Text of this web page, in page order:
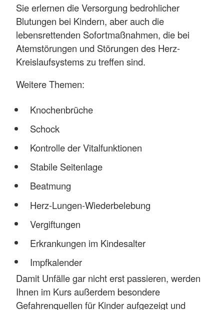
Sie erlernen die Versorgung bedrohlicher
Blutungen bei Kindern, aber auch die
lebensrettenden Sofortmaßnahmen, die bei
Atemstörungen und Störungen des Herz-
Kreislaufsystems zu treffen sind.
Weitere Themen:
Knochenbrüche
Schock
Kontrolle der Vitalfunktionen
Stabile Seitenlage
Beatmung
Herz-Lungen-Wiederbelebung
Vergiftungen
Erkrankungen im Kindesalter
Impfkalender
Damit Unfälle gar nicht erst passieren, werden
Ihnen im Kurs außerdem besondere
Gefahrenquellen für Kinder aufgezeigt und